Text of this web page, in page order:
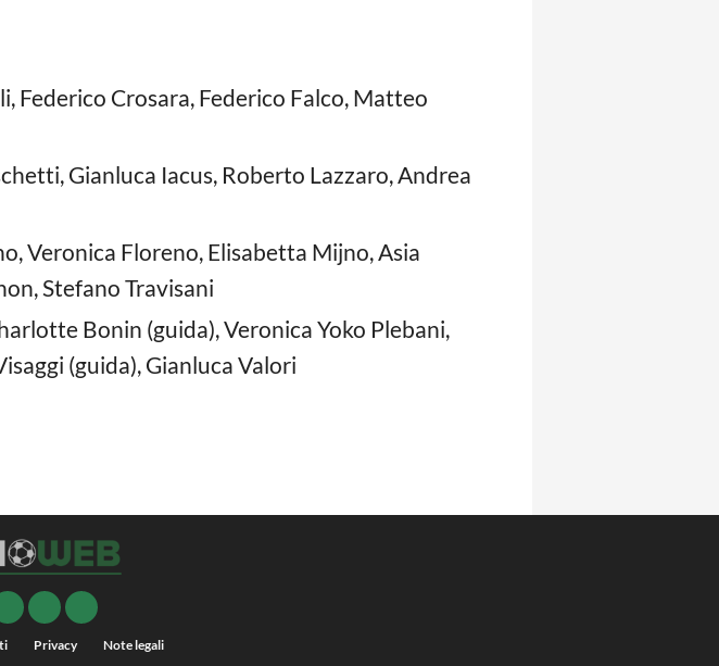
Federico Crosara, Federico Falco, Matteo
Gianluca Iacus, Roberto Lazzaro, Andrea
Veronica Floreno, Elisabetta Mijno, Asia
Stefano Travisani
Bonin (guida), Veronica Yoko Plebani,
(guida), Gianluca Valori
Privacy Note legali